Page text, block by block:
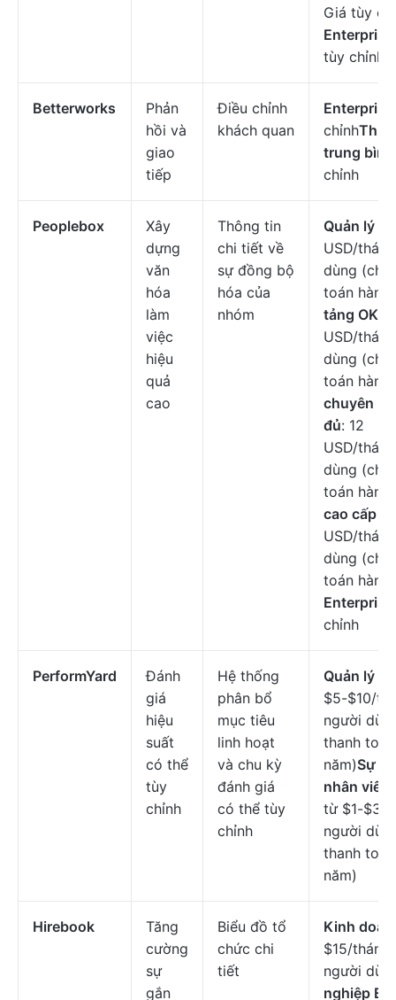
Giá tùy
tùy chỉnh
Betterworks
Phản
hồi và
giao
tiếp
Điều chỉnh
khách quan
chỉnhThị
trung
chỉnh
Peoplebox
Xây
dựng
văn
hóa
làm
việc
hiệu
quả
cao
Thông tin
chi tiết về
sự đồng bộ
hóa của
nhóm
Quản lý
USD/
dùng (chỉ
toán hàng
tảng OKR
USD/
dùng (chỉ
toán hàng
chuyên
đủ: 12
USD/
dùng (chỉ
toán hàng
cao cấp
USD/
dùng (chỉ
toán hàng
Enterprise
chỉnh
PerformYard
Đánh
giá
hiệu
suất
có thể
tùy
chỉnh
Hệ thống
phân bổ
mục tiêu
linh hoạt
và chu kỳ
đánh giá
có thể tùy
chỉnh
Quản lý
$5-$10/
người
thanh
năm)Sự
nhân viên
từ $1-$3/
người
thanh
năm)
Hirebook
Tăng
cường
sự
gắn
Biểu đồ tổ
chức chi
tiết
Kinh
$15/tháng
người
nghiệp